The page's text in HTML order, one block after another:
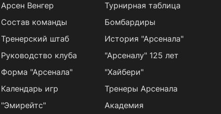
Арсен Венгер
Состав команды
Тренерский штаб
Руководство клуба
Форма "Арсенала"
Календарь игр
Турнирная таблица
Бомбардиры
История "Арсенала"
"Арсеналу" 125 лет
"Хайбери"
Тренеры Арсенала
"Эмирейтс"
Академия